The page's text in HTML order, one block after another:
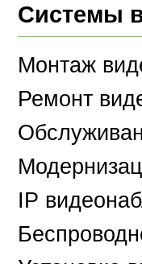
Системы
Монтаж
Ремонт
IP